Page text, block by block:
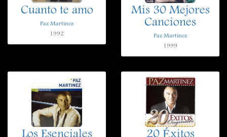
Cuanto te amo
Paz Martinez
1992
Mis 30 Mejores
Canciones
Paz Martinez
1999